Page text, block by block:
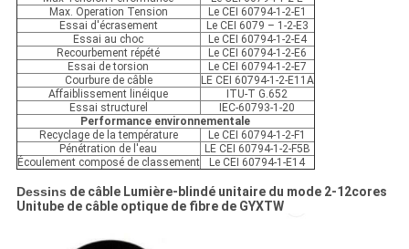
Max. Operation Tension
Le CEI 60794-1-2-E1
Essai d'écrasement
Le CEI 6079 – 1-2-E3
Essai au choc
Le CEI 60794-1-2-E4
Recourbement répété
Le CEI 60794-1-2-E6
Essai de torsion
Le CEI 60794-1-2-E7
Courbure de câble
LE CEI 60794-1-2-E11A
Affaiblissement linéique
ITU-T G.652
Essai structurel
IEC-60793-1-20
Performance environnementale
Recyclage de la température
Le CEI 60794-1-2-F1
Pénétration de l'eau
LE CEI 60794-1-2-F5B
Écoulement composé de classement
Le CEI 60794-1-E14
Dessins de câble Lumière-blindé unitaire du mode 2-12cores
Unitube de câble optique de fibre de GYXTW